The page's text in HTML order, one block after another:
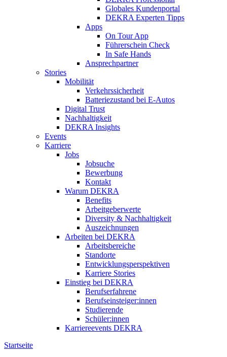
Globales Kundenportal
DEKRA Experten Tipps
Apps
On Tour App
Führerschein Check
In Safe Hands
Ansprechpartner
Stories
Mobilität
Verkehrssicherheit
Batteriezustand bei E-Autos
Digital Trust
Nachhaltigkeit
DEKRA Insights
Events
Karriere
Jobs
Jobsuche
Bewerbung
Kontakt
Warum DEKRA
Benefits
Arbeitgeberwerte
Diversity & Nachhaltigkeit
Auszeichnungen
Arbeiten bei DEKRA
Arbeitsbereiche
Standorte
Entwicklungsperspektiven
Karriere Stories
Einstieg bei DEKRA
Berufserfahrene
Berufseinsteiger:innen
Studierende
Schüler:innen
Karriereevents DEKRA
Startseite